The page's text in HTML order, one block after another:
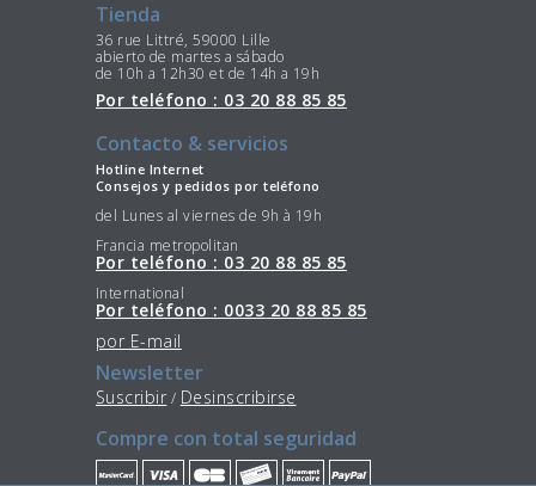
Tienda
36 rue Littré, 59000 Lille
abierto de martes a sábado
de 10h a 12h30 et de 14h a 19h
Por teléfono : 03 20 88 85 85
Contacto & servicios
Hotline Internet
Consejos y pedidos por teléfono
del Lunes al viernes de 9h à 19h
Francia metropolitan
Por teléfono : 03 20 88 85 85
International
Por teléfono : 0033 20 88 85 85
por E-mail
Newsletter
Suscribir / Desinscribirse
Compre con total seguridad